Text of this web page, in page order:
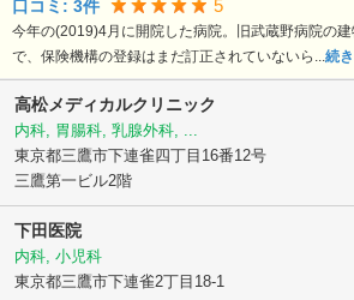
口コミ: 3件 5
今年の(2019)4月に開院した病院。旧武蔵野病院の
で、保険機構の登録はまだ訂正されていないら...続
高松メディカルクリニック
内科, 胃腸科, 乳腺外科, ...
東京都三鷹市下連雀四丁目16番12号
三鷹第一ビル2階
下田医院
内科, 小児科
東京都三鷹市下連雀2丁目18-1